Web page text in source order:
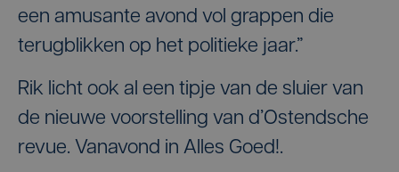
een amusante avond vol grappen die
terugblikken op het politieke jaar.”
Rik licht ook al een tipje van de sluier van
de nieuwe voorstelling van d’Ostendsche
revue. Vanavond in Alles Goed!.